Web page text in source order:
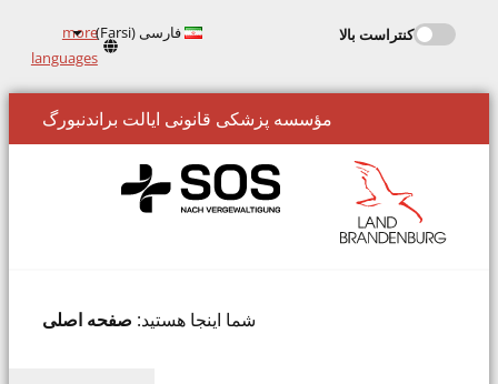
Kontrastmodus
کنتراست بالا فارسی (Farsi)
more
languages
مؤسسه پزشکی قانونی ایالت براندنبورگ
شما اینجا هستید: صفحه اصلی